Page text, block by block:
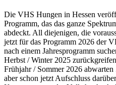
Die VHS Hungen in Hessen
Programm, das das ganze
abdeckt. All diejenigen, die
jetzt für das Programm 2026 der
nach einem Jahresprogramm
Herbst / Winter 2025
Frühjahr / Sommer 2026
aber schon jetzt Aufschluss